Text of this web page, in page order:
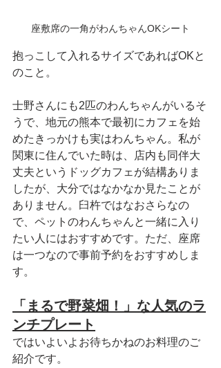
座敷席の一角がわんちゃんOKシート
抱っこして入れるサイズであればOKと
のこと。
士野さんにも2匹のわんちゃんがいるそ
うで、地元の熊本で最初にカフェを始
めたきっかけも実はわんちゃん。私が
関東に住んでいた時は、店内も同伴大
丈夫というドッグカフェが結構ありま
したが、大分ではなかなか見たことが
ありません。臼杵ではなおさらなの
で、ペットのわんちゃんと一緒に入り
たい人にはおすすめです。ただ、座席
は一つなので事前予約をおすすめしま
す。
「まるで野菜畑！」な人気のラ
ンチプレート
ではいよいよお待ちかねのお料理のご
紹介です。